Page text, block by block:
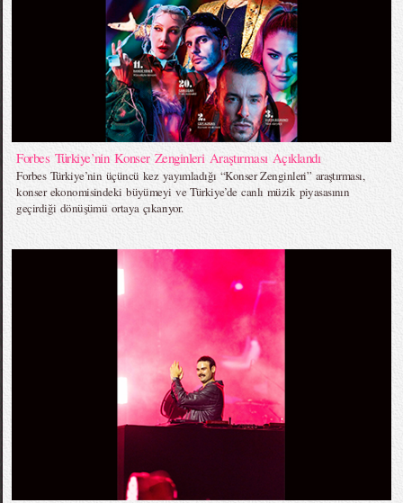
Forbes Türkiye’nin Konser Zenginleri Araştırması Açıklandı
Forbes Türkiye’nin üçüncü kez yayımladığı “Konser Zenginleri” araştırması,
konser ekonomisindeki büyümeyi ve Türkiye’de canlı müzik piyasasının
geçirdiği dönüşümü ortaya çıkarıyor.